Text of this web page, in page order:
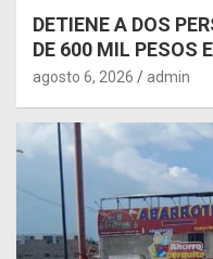
DETIENE A DOS
DE 600 MIL PESOS
agosto 6, 2026 admin